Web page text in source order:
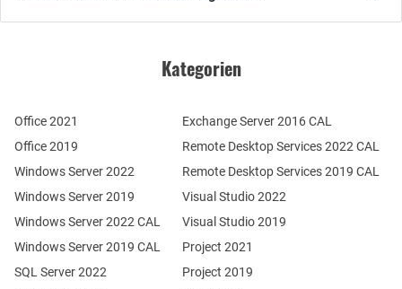
Kategorien
Office 2021
Office 2019
Windows Server 2022
Windows Server 2019
SQL Server 2022
Windows Server 2022 CAL
Windows Server 2019 CAL
Remote Desktop Services 2022 CAL
Remote Desktop Services 2019 CAL
Exchange Server 2016 CAL
Visual Studio 2022
Visual Studio 2019
Project 2021
Project 2019